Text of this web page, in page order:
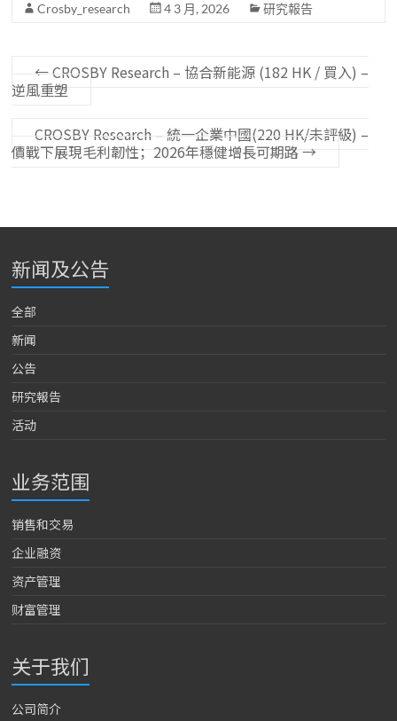
Crosby_research 4 3 月, 2026 研究報告
←CROSBY Research – 協合新能源 (182 HK / 買入) –
逆風重塑
CROSBY Research – 統一企業中國(220 HK/未評級) –
價戰下展現毛利韌性；2026年穩健增長可期路→
新闻及公告
全部
新闻
公告
研究報告
活动
业务范围
销售和交易
企业融资
资产管理
财富管理
关于我们
公司简介